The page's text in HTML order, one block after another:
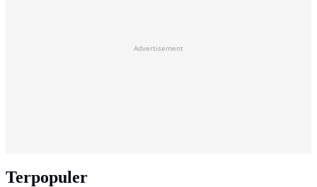
Advertisement
Terpopuler